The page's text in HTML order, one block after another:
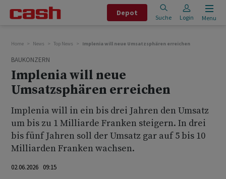
Depot
Suche Login Menu
Home News Top News Implenia will neue Umsatzsphären erreichen
BAUKONZERN
Implenia will neue
Umsatzsphären erreichen
Implenia will in ein bis drei Jahren den Umsatz
um bis zu 1 Milliarde Franken steigern. In drei
bis fünf Jahren soll der Umsatz gar auf 5 bis 10
Milliarden Franken wachsen.
02.06.2026 09:15